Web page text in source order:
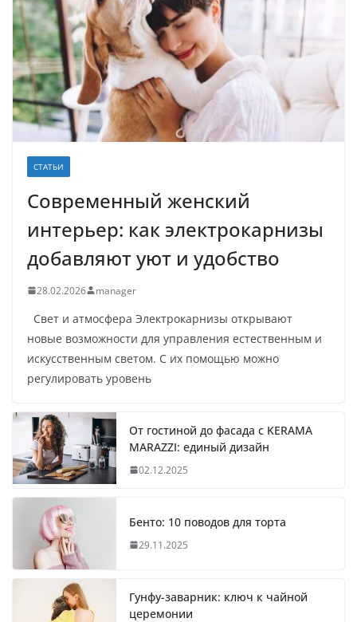
СТАТЬИ
Современный женский
интерьер: как электрокарнизы
добавляют уют и удобство
28.02.2026 manager
Свет и атмосфера Электрокарнизы открывают
новые возможности для управления естественным и
искусственным светом. С их помощью можно
регулировать уровень
От гостиной до фасада с KERAMA
MARAZZI: единый дизайн
02.12.2025
Бенто: 10 поводов для торта
29.11.2025
Гунфу-заварник: ключ к чайной
церемонии